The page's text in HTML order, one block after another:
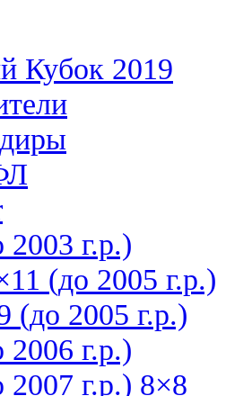
Кубок 2019
г.р.)
(до 2005 г.р.)
(до 2005 г.р.)
г.р.)
2007 г.р.) 8×8